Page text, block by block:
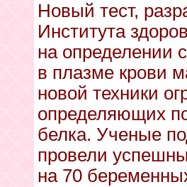
Новый тест,
Института
на определении
в плазме крови
новой техники
определяющих
белка. Ученые
провели
на 70